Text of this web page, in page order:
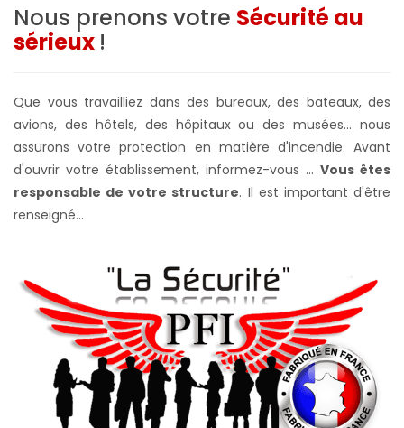
Nous prenons votre Sécurité au
sérieux !
Que vous travailliez dans des bureaux, des bateaux, des
avions, des hôtels, des hôpitaux ou des musées... nous
assurons votre protection en matière d'incendie. Avant
d'ouvrir votre établissement, informez-vous ... Vous êtes
responsable de votre structure. Il est important d'être
renseigné...